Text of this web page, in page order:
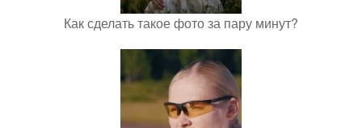
Как сделать такое фото за пару минут?